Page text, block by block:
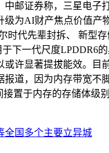
邮证券称，三星电
为AI财产焦点价值产
时代先辈封拆、 新型
下一代尺度LPDDR6
许显著提拔能效。目
道，因为内存带宽不
置于内存的存储体级
全国多个主要立异城